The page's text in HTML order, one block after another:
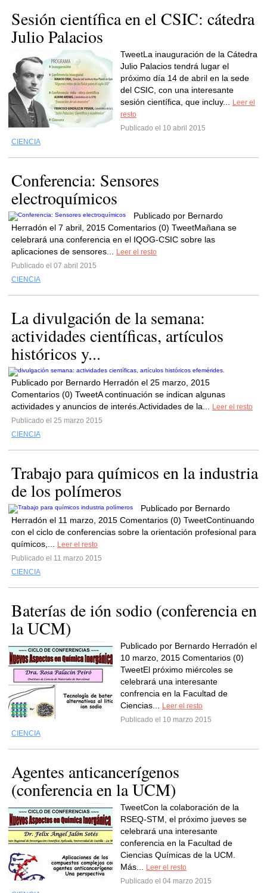
Sesión científica en el CSIC: cátedra
Julio Palacios
TweetLa inauguración de la Cátedra
Julio Palacios tendrá lugar el
próximo día 14 de abril en la sede
del CSIC, con una interesante
sesión científica, que incluy...
Leer el
resto
Publicado el 10 abril 2015
CIENCIA
Conferencia: Sensores
electroquímicos
Publicado por Bernardo
Herradón el 7 abril, 2015 Comentarios (0) TweetMañana se
celebrará una conferencia en el IQOG-CSIC sobre las
aplicaciones de sensores...
Leer el resto
Publicado el 07 abril 2015
CIENCIA
La divulgación de la semana:
actividades científicas, artículos
históricos y...
Publicado por Bernardo Herradón el 25 marzo, 2015
Comentarios (0) TweetA continuación se indican algunas
actividades y anuncios de interés.Actividades de la...
Leer el resto
Publicado el 25 marzo 2015
CIENCIA
Trabajo para químicos en la industria
de los polímeros
Publicado por Bernardo
Herradón el 11 marzo, 2015 Comentarios (0) TweetContinuando
con el ciclo de conferencias sobre la orientación profesional para
químicos,...
Leer el resto
Publicado el 11 marzo 2015
CIENCIA
Baterías de ión sodio (conferencia en
la UCM)
Publicado por Bernardo Herradón el
10 marzo, 2015 Comentarios (0)
TweetEl próximo miércoles se
celebrará una interesante
confrencia en la Facultad de
Ciencias...
Leer el resto
Publicado el 10 marzo 2015
CIENCIA
Agentes anticancerígenos
(conferencia en la UCM)
TweetCon la colaboración de la
RSEQ-STM, el próximo jueves se
celebrará una interesante
conferencia en la Facultad de
Ciencias Químicas de la UCM.
Más...
Leer el resto
Publicado el 04 marzo 2015